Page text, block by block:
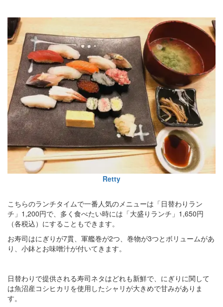
Retty
こちらのランチタイムで一番人気のメニューは「日替わりラン
チ」1,200円で、多く食べたい時には「大盛りランチ」1,650円
（各税込）にすることもできます。
お寿司はにぎりが7貫、軍艦巻が2つ、巻物が3つとボリュームがあ
り、小鉢とお味噌汁が付いてきます。
日替わりで提供される寿司ネタはどれも新鮮で、にぎりに関して
は魚沼産コシヒカリを使用したシャリが大きめで甘みがありま
す。